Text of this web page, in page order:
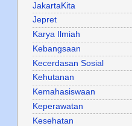
JakartaKita
Jepret
Karya Ilmiah
Kebangsaan
Kecerdasan Sosial
Kehutanan
Kemahasiswaan
Keperawatan
Kesehatan